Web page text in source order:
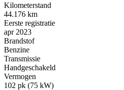
Kilometerstand
44.176 km
Eerste registratie
apr 2023
Brandstof
Benzine
Transmissie
Handgeschakeld
Vermogen
102 pk (75 kW)